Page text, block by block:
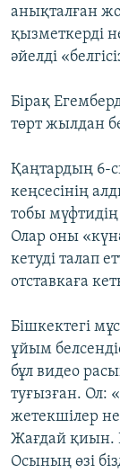
анықталған
қызметкерді
әйелді
Бірақ
төрт жылдан
Қаңтардың 6-
кеңсесінің
тобы
Олар оны
кетуді талап
отставкаға
Бішкектегі
ұйым
бұл видео
туғызған. Ол:
жетекшілер не
Жағдай қиын.
Осының өзі